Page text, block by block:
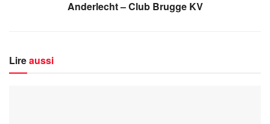
Anderlecht – Club Brugge KV
Lireaussi